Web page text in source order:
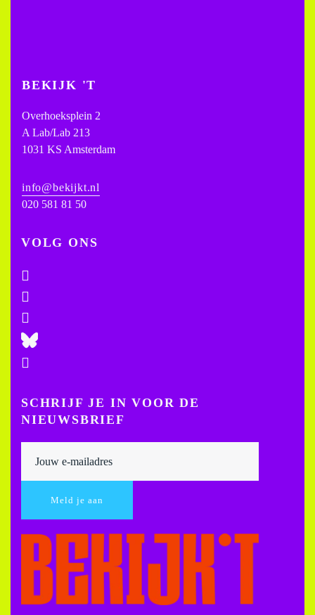
BEKIJK 'T
Overhoeksplein 2
A Lab/Lab 213
1031 KS Amsterdam
info@bekijkt.nl
020 581 81 50
VOLG ONS
SCHRIJF JE IN VOOR DE
NIEUWSBRIEF